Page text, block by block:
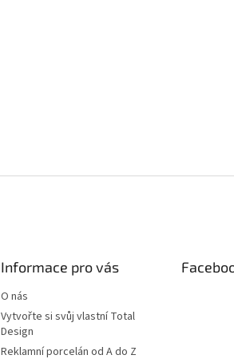
Informace pro vás
O nás
Vytvořte si svůj vlastní Total
Design
Reklamní porcelán od A do Z